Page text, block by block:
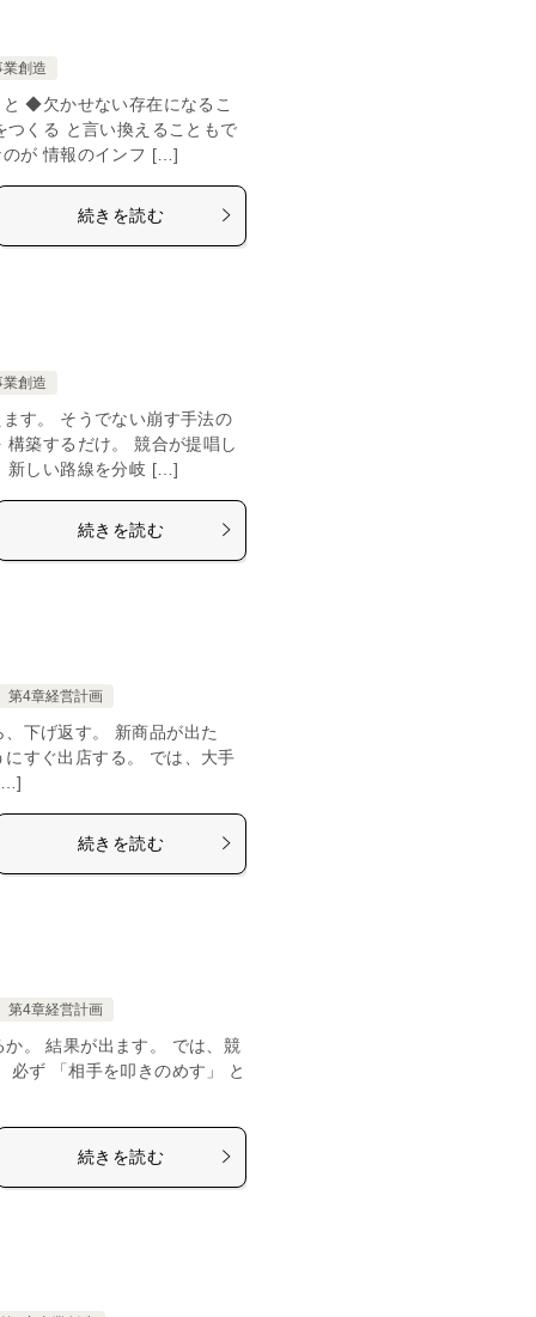
創造
◆欠かせない存在になるこ
くる と言い換えることもで
のが 情報のインフ […]
続きを読む
創造
す。 そうでない崩す手法の
築するだけ。 競合が提唱し
新しい路線を分岐 […]
続きを読む
第4章経営計画
下げ返す。 新商品が出た
すぐ出店する。 では、大手
続きを読む
第4章経営計画
。 結果が出ます。 では、競
必ず 「相手を叩きのめす」 と
続きを読む